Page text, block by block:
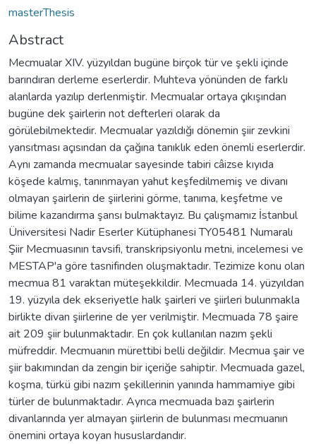
masterThesis
Abstract
Mecmualar XIV. yüzyıldan bugüne birçok tür ve şekli içinde
barındıran derleme eserlerdir. Muhteva yönünden de farklı
alanlarda yazılıp derlenmiştir. Mecmualar ortaya çıkışından
bugüne dek şairlerin not defterleri olarak da
görülebilmektedir. Mecmualar yazıldığı dönemin şiir zevkini
yansıtması açısından da çağına tanıklık eden önemli eserlerdir.
Aynı zamanda mecmualar sayesinde tabiri câizse kıyıda
köşede kalmış, tanınmayan yahut keşfedilmemiş ve divanı
olmayan şairlerin de şiirlerini görme, tanıma, keşfetme ve
bilime kazandırma şansı bulmaktayız. Bu çalışmamız İstanbul
Üniversitesi Nadir Eserler Kütüphanesi TY05481 Numaralı
Şiir Mecmuasının tavsifi, transkripsiyonlu metni, incelemesi ve
MESTAP'a göre tasnifinden oluşmaktadır. Tezimize konu olan
mecmua 81 varaktan müteşekkildir. Mecmuada 14. yüzyıldan
19. yüzyıla dek ekseriyetle halk şairleri ve şiirleri bulunmakla
birlikte divan şiirlerine de yer verilmiştir. Mecmuada 78 şaire
ait 209 şiir bulunmaktadır. En çok kullanılan nazım şekli
müfreddir. Mecmuanın mürettibi belli değildir. Mecmua şair ve
şiir bakımından da zengin bir içeriğe sahiptir. Mecmuada gazel,
koşma, türkü gibi nazım şekillerinin yanında hammamiye gibi
türler de bulunmaktadır. Ayrıca mecmuada bazı şairlerin
divanlarında yer almayan şiirlerin de bulunması mecmuanın
önemini ortaya koyan hususlardandır.